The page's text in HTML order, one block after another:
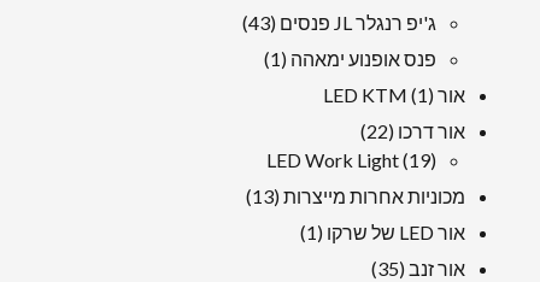
מוצרים
ג'יפ רנגלר JL פנסים 43
43
פנס אופנוע ימאהה 1
1
אור LED KTM 1
1
מוּצָר
אור דרכו 22
22
מוצרים
LED Work Light 19
19
מוצרים
מכוניות אחרות מייצרות 13
13
אור LED של שרקו 1
1
אור זנב 35
35